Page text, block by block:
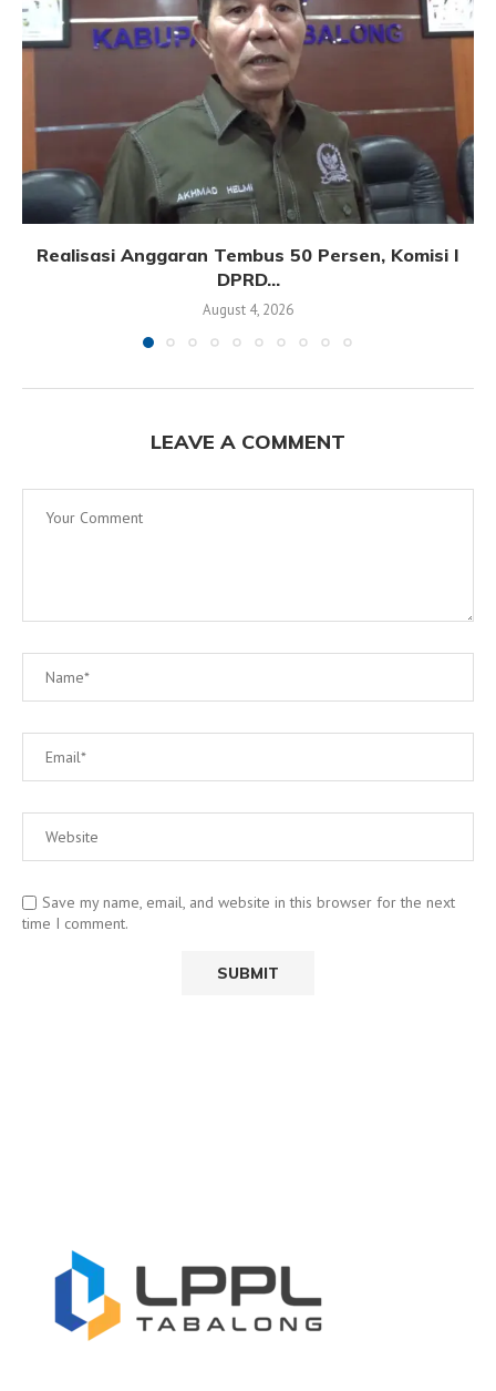
Realisasi Anggaran Tembus 50 Persen, Komisi I
DPRD...
August 4, 2026
LEAVE A COMMENT
Save my name, email, and website in this browser for the next
time I comment.